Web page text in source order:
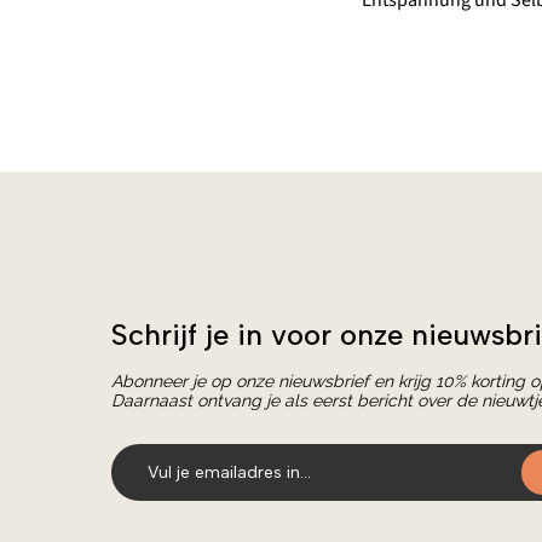
Schrijf je in voor onze
Abonneer je op onze nieuwsbrief en krijg 10% korting
Daarnaast ontvang je als eerst bericht over de